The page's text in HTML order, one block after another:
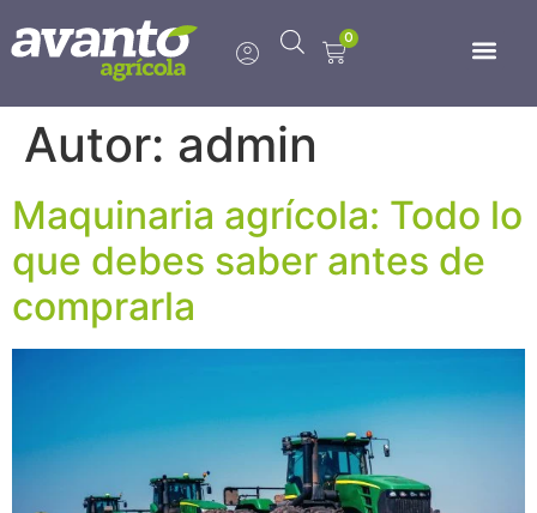
0
Autor: admin
Maquinaria agrícola: Todo lo
que debes saber antes de
comprarla